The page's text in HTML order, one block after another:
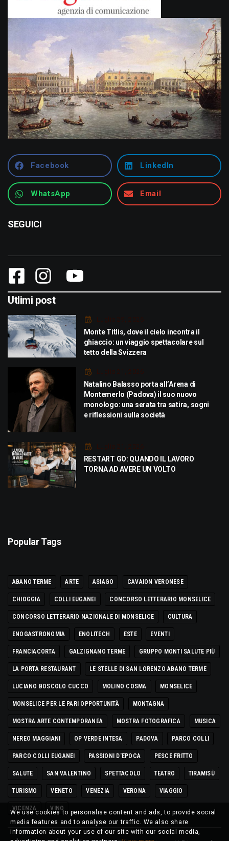
Facebook LinkedIn
WhatsApp Email
SEGUICI
Utlimi post
Luglio 29, 2026
Monte Titlis, dove il cielo incontra il
ghiaccio: un viaggio spettacolare sul
tetto della Svizzera
Luglio 21, 2026
Natalino Balasso porta all’Arena di
Montemerlo (Padova) il suo nuovo
monologo: una serata tra satira, sogni
e riflessioni sulla società
Luglio 21, 2026
RESTART GO: QUANDO IL LAVORO
TORNA AD AVERE UN VOLTO
Popular Tags
ABANO TERME ARTE ASIAGO CAVAION VERONESE
CHIOGGIA COLLI EUGANEI CONCORSO LETTERARIO MONSELICE
CONCORSO LETTERARIO NAZIONALE DI MONSELICE CULTURA
ENOGASTRONOMIA ENOLITECH ESTE EVENTI
FRANCIACORTA GALZIGNANO TERME GRUPPO MONTI SALUTE PIÙ
LA PORTA RESTAURANT LE STELLE DI SAN LORENZO ABANO TERME
LUCIANO BOSCOLO CUCCO MOLINO COSMA MONSELICE
MONSELICE PER LE PARI OPPORTUNITÀ MONTAGNA
MOSTRA ARTE CONTEMPORANEA MOSTRA FOTOGRAFICA MUSICA
NEREO MAGGIANI OP VERDE INTESA PADOVA PARCO COLLI
PARCO COLLI EUGANEI PASSIONI D'EPOCA PESCE FRITTO
SALUTE SAN VALENTINO SPETTACOLO TEATRO TIRAMISÙ
TURISMO VENETO VENEZIA VERONA VIAGGIO
VICENZA VINO
We use cookies to personalise content and ads, to provide social
media features and to analyse our traffic. We also share
information about your use of our site with our social media,